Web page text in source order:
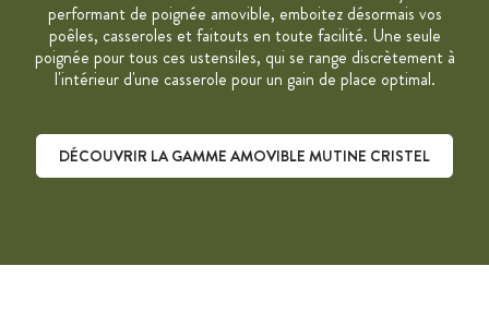
performant de poignée amovible, emboitez désormais vos
poêles, casseroles et faitouts en toute facilité. Une seule
poignée pour tous ces ustensiles, qui se range discrètement à
l'intérieur d'une casserole pour un gain de place optimal.
DÉCOUVRIR LA GAMME AMOVIBLE MUTINE CRISTEL